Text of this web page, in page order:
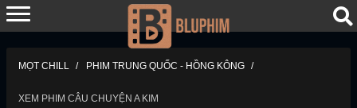
MỌT CHILL PHIM TRUNG QUỐC - HỒNG KÔNG
XEM PHIM CÂU CHUYỆN A KIM